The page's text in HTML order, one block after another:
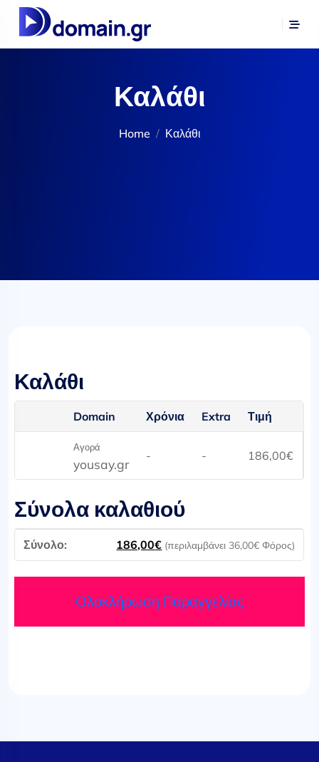
Καλάθι
Home Καλάθι
Καλάθι
Domain Χρόνια Extra Τιμή
Αγορά
yousay.gr
- - 186,00€
Σύνολα καλαθιού
186,00€ (περιλαμβάνει 36,00€ Φόρος)
Ολοκλήρωση Παραγγελίας